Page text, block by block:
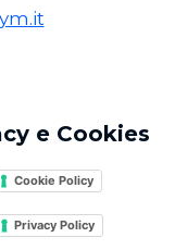
e Cookies
Cookie Policy
Privacy Policy